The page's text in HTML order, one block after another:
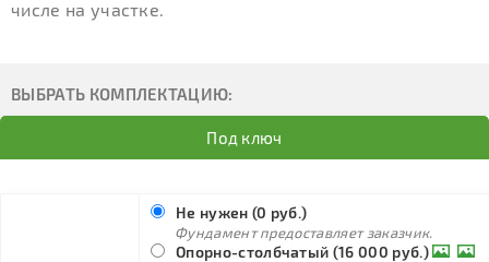
числе на участке.
ВЫБРАТЬ КОМПЛЕКТАЦИЮ:
Под ключ
Не нужен (0 руб.)
Фундамент предоставляет заказчик.
Опорно-столбчатый (16 000 руб.)